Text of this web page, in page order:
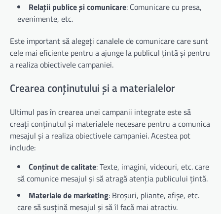
Relații publice și comunicare: Comunicare cu presa,
evenimente, etc.
Este important să alegeți canalele de comunicare care sunt
cele mai eficiente pentru a ajunge la publicul țintă și pentru
a realiza obiectivele campaniei.
Crearea conținutului și a materialelor
Ultimul pas în crearea unei campanii integrate este să
creați conținutul și materialele necesare pentru a comunica
mesajul și a realiza obiectivele campaniei. Acestea pot
include:
Conținut de calitate: Texte, imagini, videouri, etc. care
să comunice mesajul și să atragă atenția publicului țintă.
Materiale de marketing: Broșuri, pliante, afișe, etc.
care să susțină mesajul și să îl facă mai atractiv.